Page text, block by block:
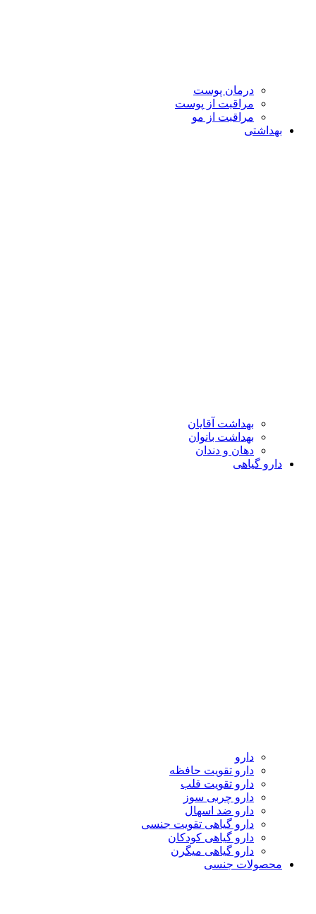
درمان پوست
مراقبت از پوست
مراقبت از مو
بهداشتی
بهداشت آقایان
بهداشت بانوان
دهان و دندان
دارو گیاهی
دارو
دارو تقویت حافظه
دارو تقویت قلب
دارو چربی سوز
دارو ضد اسهال
دارو گیاهی تقویت جنسی
دارو گیاهی کودکان
دارو گیاهی میگرن
محصولات جنسی